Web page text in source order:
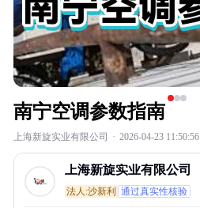
南宁空调参数指南
上海新旋实业有限公司 · 2026-04-23 11:50:56
上海新旋实业有限公司
法人:沙新利 通过真实性核验